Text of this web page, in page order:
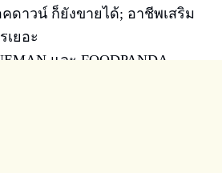
ดาวน์ ก็ยังขายได้; อาชีพเสริม
เยอะ
และ FOODPANDA